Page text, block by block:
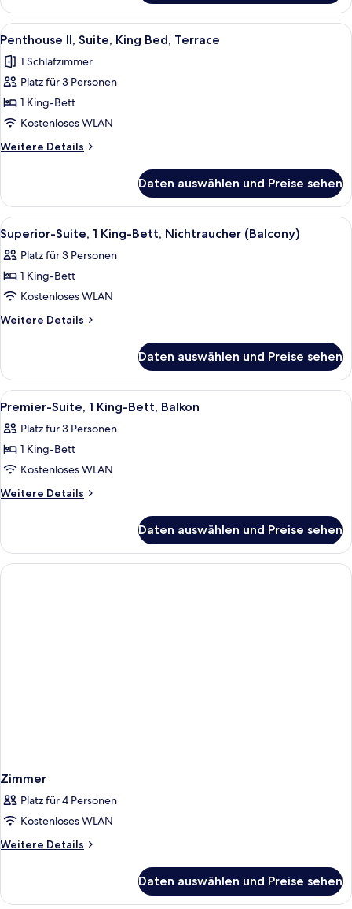
Suite,
Kind
bed,
Alle
Fotos
für
Penthouse
II,
Suite,
King
Bed,
anzeigen
Penthouse II, Suite, King Bed,
10
Penthouse II, Suite, King Bed, Terrace
1 Schlafzimmer
Platz für 3 Personen
1 King-Bett
Kostenloses WLAN
Weitere Details
Weitere
II,
Suite,
King
Bed,
Terrace
Daten auswählen und Preise sehen
Alle
Fotos
für
Superior-
Suite,
1 King-
(Balcony)
anzeigen
Ein Balkon mit zwei Holzstühlen,
14
Superior-Suite, 1 King-Bett, Nichtraucher (Balcony)
Platz für 3 Personen
1 King-Bett
Kostenloses WLAN
Weitere Details
Weitere
Suite,
1 King-
Bett,
(Balcony)
Daten auswählen und Preise sehen
Alle
Fotos
für
Premier-
Suite,
1 King-
anzeigen
Ein Hotelzimmer mit einem großen
5
Premier-Suite, 1 King-Bett, Balkon
Platz für 3 Personen
1 King-Bett
Kostenloses WLAN
Weitere Details
Weitere
Suite,
1 King-
Bett,
Daten auswählen und Preise sehen
Zimmer
Platz für 4 Personen
Kostenloses WLAN
Weitere Details
Weitere
Daten auswählen und Preise sehen